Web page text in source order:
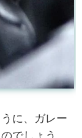
に、ガレー